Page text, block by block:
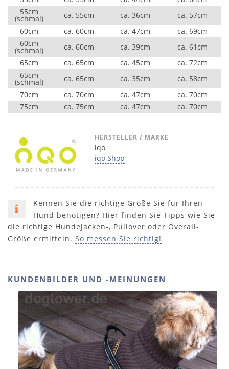
55cm
(schmal) ca. 55cm ca. 36cm
ca. 57cm
60cm
ca. 60cm ca. 47cm
ca. 69cm
60cm
(schmal) ca. 60cm ca. 39cm
ca. 61cm
65cm
ca. 65cm ca. 45cm
ca. 72cm
65cm
(schmal) ca. 65cm ca. 35cm
ca. 58cm
70cm
ca. 70cm ca. 47cm
ca. 70cm
75cm
ca. 75cm ca. 47cm ca. 70cm
HERSTELLER / MARKE
iqo
iqo Shop
Kennen Sie die richtige Größe Sie für Ihren
Hund benötigen? Hier finden Sie Tipps wie Sie
die richtige Hundejacken-, Pullover oder Overall-
Größe ermitteln. So messen Sie richtig!
KUNDENBILDER UND -MEINUNGEN